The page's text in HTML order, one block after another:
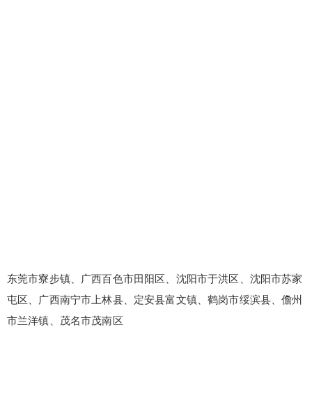
东莞市寮步镇、广西百色市田阳区、沈阳市于洪区、沈阳市苏家
屯区、广西南宁市上林县、定安县富文镇、鹤岗市绥滨县、儋州
市兰洋镇、茂名市茂南区